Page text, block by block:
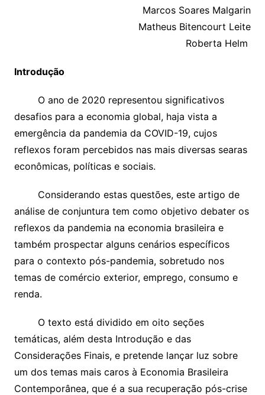
Marcos Soares Malgarin
Matheus Bitencourt Leite
Roberta Helm
Introdução
O ano de 2020 representou significativos
desafios para a economia global, haja vista a
emergência da pandemia da COVID-19, cujos
reflexos foram percebidos nas mais diversas searas
econômicas, políticas e sociais.
Considerando estas questões, este artigo de
análise de conjuntura tem como objetivo debater os
reflexos da pandemia na economia brasileira e
também prospectar alguns cenários específicos
para o contexto pós-pandemia, sobretudo nos
temas de comércio exterior, emprego, consumo e
renda.
O texto está dividido em oito seções
temáticas, além desta Introdução e das
Considerações Finais, e pretende lançar luz sobre
um dos temas mais caros à Economia Brasileira
Contemporânea, que é a sua recuperação pós-crise